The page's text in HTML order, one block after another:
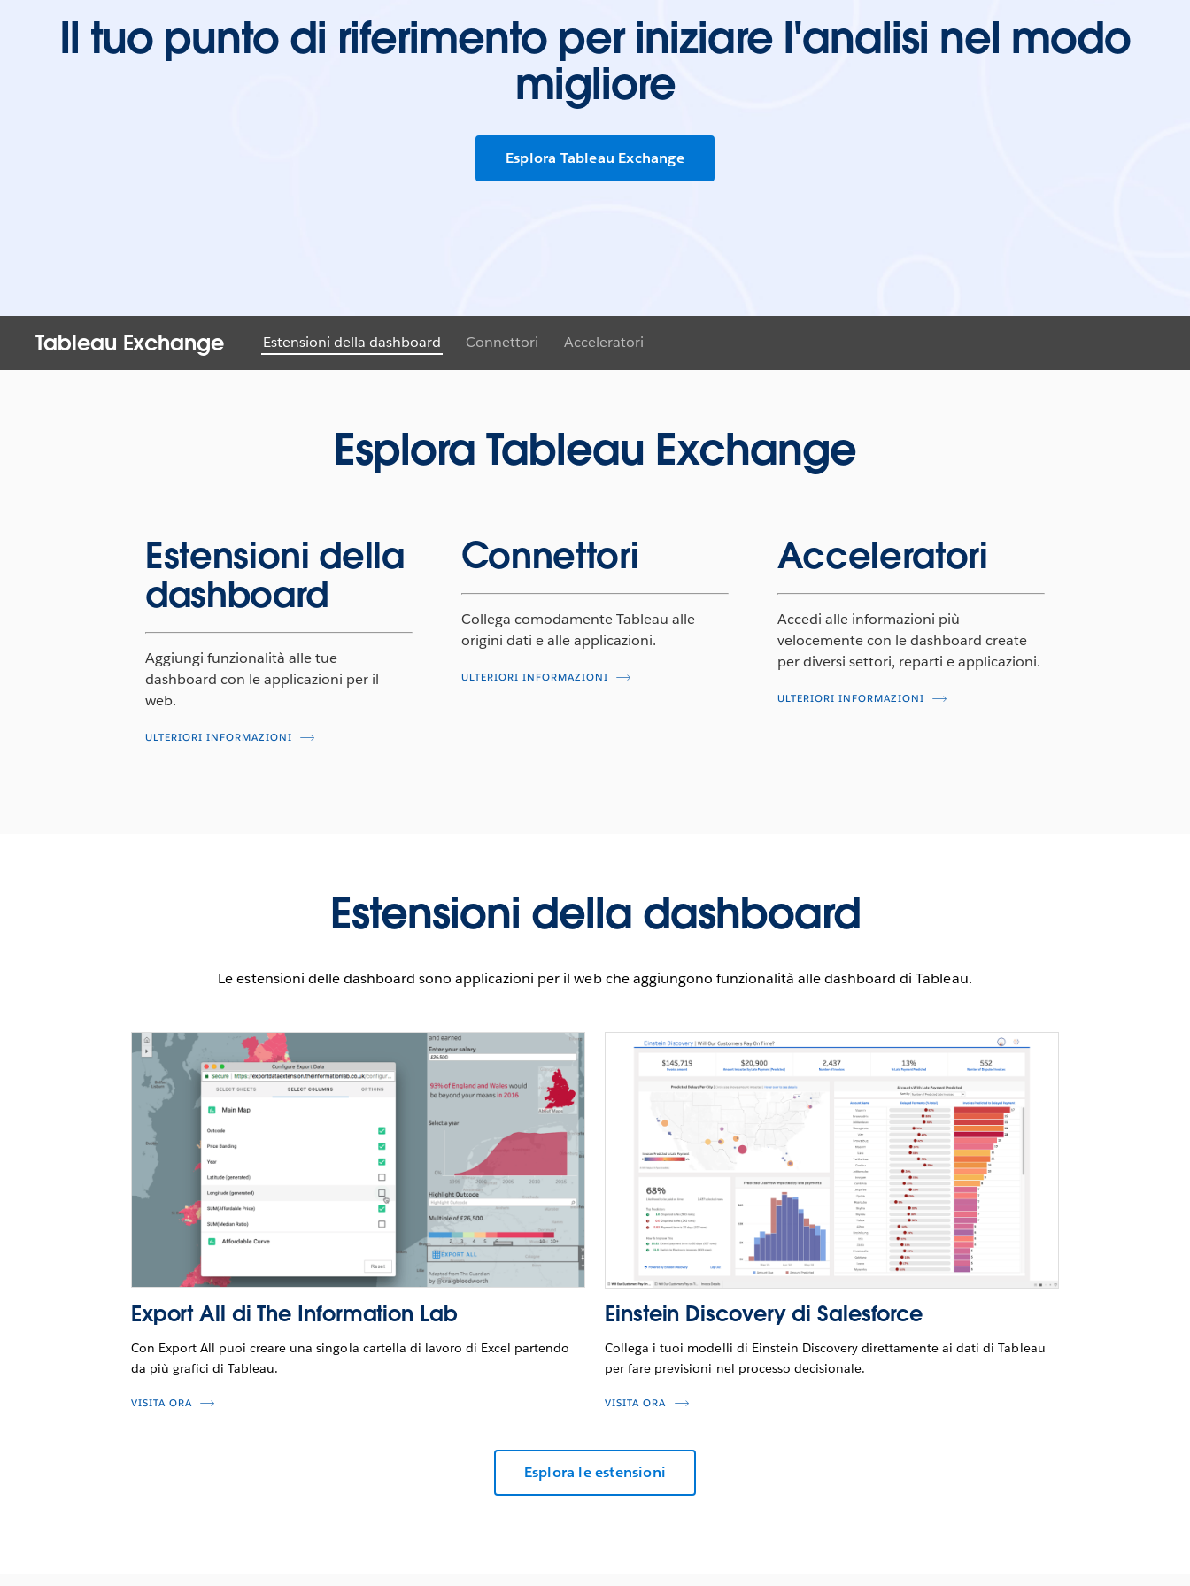
Il tuo punto di riferimento per iniziare l'analisi nel modo
migliore
Esplora Tableau Exchange
Tableau Exchange Estensioni della dashboard Connettori Acceleratori
Esplora Tableau Exchange
Estensioni della
dashboard
Aggiungi funzionalità alle tue
dashboard con le applicazioni per il
web.
ULTERIORI INFORMAZIONI
Connettori
Collega comodamente Tableau alle
origini dati e alle applicazioni.
ULTERIORI INFORMAZIONI
Acceleratori
Accedi alle informazioni più
velocemente con le dashboard create
per diversi settori, reparti e applicazioni.
ULTERIORI INFORMAZIONI
Estensioni della dashboard
Le estensioni delle dashboard sono applicazioni per il web che aggiungono funzionalità alle dashboard di Tableau.
Export All di The Information Lab
Con Export All puoi creare una singola cartella di lavoro di Excel partendo
da più grafici di Tableau.
VISITA ORA
Einstein Discovery di Salesforce
Collega i tuoi modelli di Einstein Discovery direttamente ai dati di Tableau
per fare previsioni nel processo decisionale.
VISITA ORA
Esplora le estensioni